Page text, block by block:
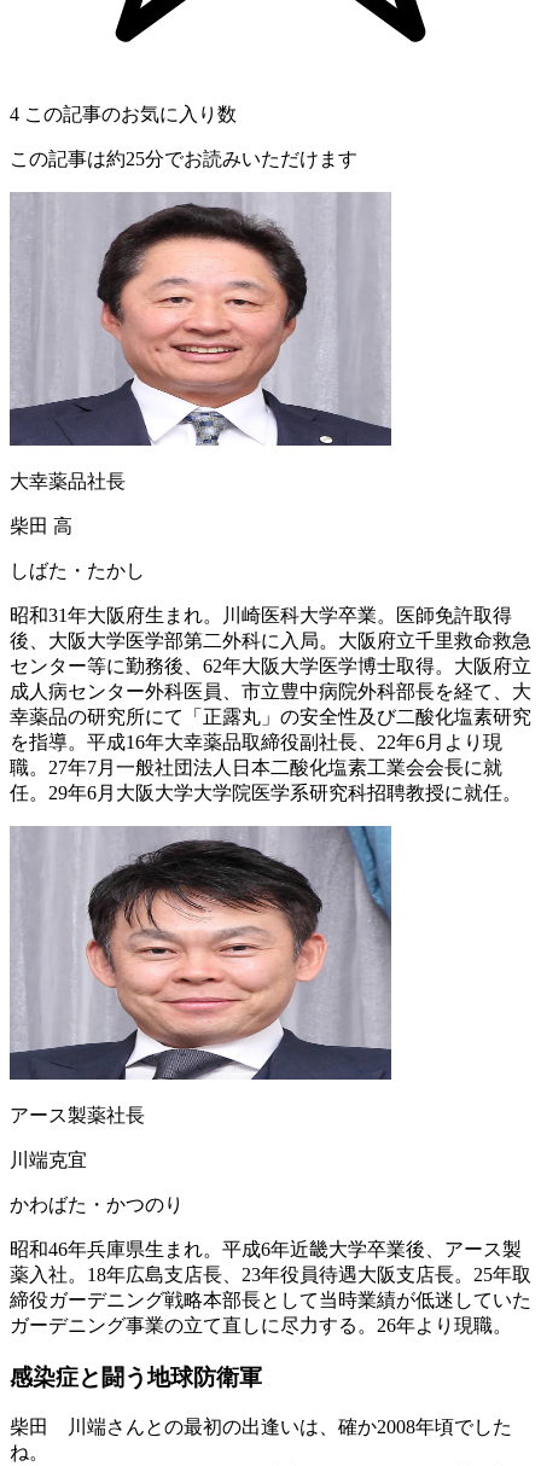
4 この記事のお気に入り数
この記事は約25分でお読みいただけます
大幸薬品社長
柴田 高
しばた・たかし
昭和31年大阪府生まれ。川崎医科大学卒業。医師免許取得
後、大阪大学医学部第二外科に入局。大阪府立千里救命救急
センター等に勤務後、62年大阪大学医学博士取得。大阪府立
成人病センター外科医員、市立豊中病院外科部長を経て、大
幸薬品の研究所にて「正露丸」の安全性及び二酸化塩素研究
を指導。平成16年大幸薬品取締役副社長、22年6月より現
職。27年7月一般社団法人日本二酸化塩素工業会会長に就
任。29年6月大阪大学大学院医学系研究科招聘教授に就任。
アース製薬社長
川端克宜
かわばた・かつのり
昭和46年兵庫県生まれ。平成6年近畿大学卒業後、アース製
薬入社。18年広島支店長、23年役員待遇大阪支店長。25年取
締役ガーデニング戦略本部長として当時業績が低迷していた
ガーデニング事業の立て直しに尽力する。26年より現職。
感染症と闘う地球防衛軍
柴田
川端さんとの最初の出逢いは、確か2008年頃でした
ね。